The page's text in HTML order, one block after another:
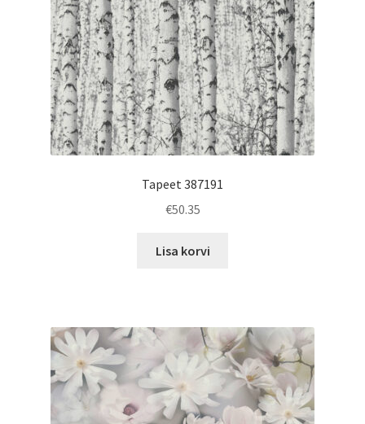
Tapeet 387191
€50.35
Lisa korvi